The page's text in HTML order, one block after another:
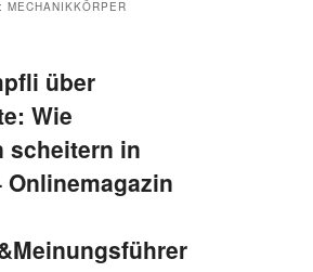
MECHANIKKÖRPER
über
Wie
scheitern in